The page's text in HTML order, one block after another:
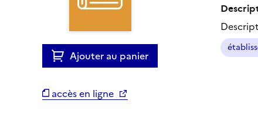
Ajouter au panier
accès en ligne